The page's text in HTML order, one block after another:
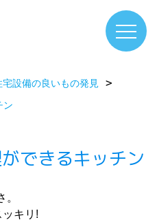
宅設備の良いもの発見
ン
できるキッチン
キリ!